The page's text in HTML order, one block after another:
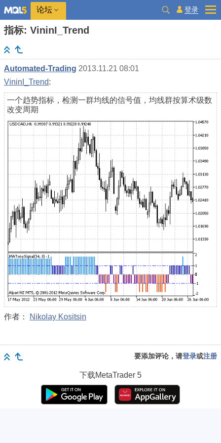
论坛 登录
指标: VininI_Trend
Automated-Trading 2013.11.21 08:01
VininI_Trend:
一个趋势指标，检测一群均线的信号值，均线群按算术级数
改变周期
作者： Nikolay Kositsin
要添加评论，请登录或注册
下载MetaTrader 5